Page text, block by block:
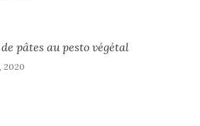
pâtes au pesto végétal
2020